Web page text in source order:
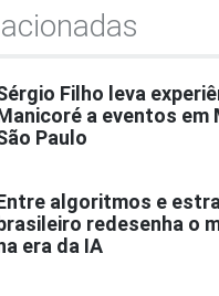
Filho leva
a eventos em
Paulo
algoritmos e
brasileiro redesenha o
era da IA